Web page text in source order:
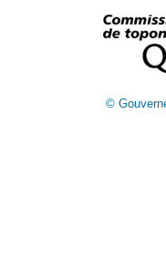
©